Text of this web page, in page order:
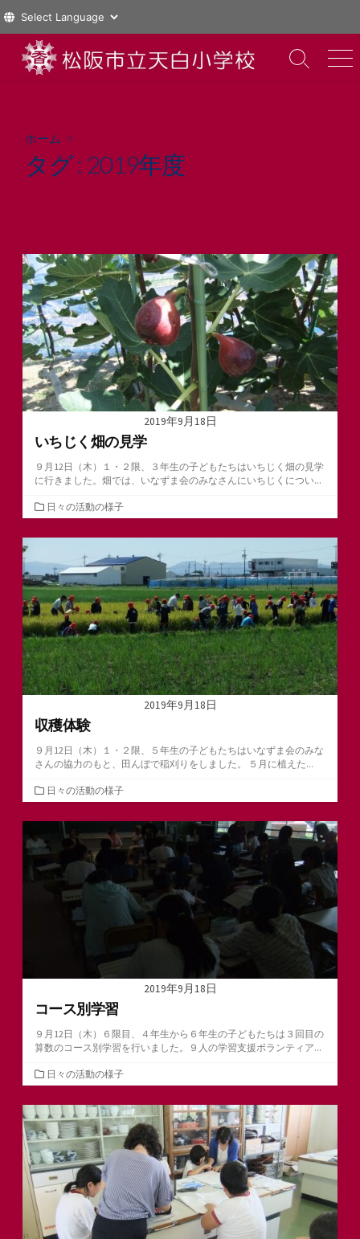
検
メ
ホーム >
タグ : 2019年度
2019年9月18日
いちじく畑の見学
９月12日（木）１・２限、３年生の子どもたちはいちじく畑の見学
に行きました。畑では、いなずま会のみなさんにいちじくについ...
カ
テ
ゴ
ー
日々の活動の様子
2019年9月18日
収穫体験
９月12日（木）１・２限、５年生の子どもたちはいなずま会のみな
さんの協力のもと、田んぼで稲刈りをしました。 ５月に植えた...
カ
テ
ゴ
ー
日々の活動の様子
2019年9月18日
コース別学習
９月12日（木）６限目、４年生から６年生の子どもたちは３回目の
算数のコース別学習を行いました。９人の学習支援ボランティア...
カ
テ
ゴ
リ
ー
日々の活動の様子